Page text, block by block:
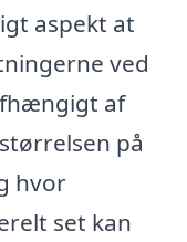
aspekt at
ved
af
på
hvor
set kan